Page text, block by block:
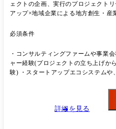
ェクトの企画、実行のプロジェクト
アップ×地域企業による地方創生・産
の事業化に向けた伴走支援プロジェ
画運営 ・プロジェクトの立ち上げに
スケジュール、マイルストン策定 ・
ライアントミーティングのファシリ
研究シーズの事業化等)に対する、ス
者等への伴走支援 ・ジュニアメンバ
必須条件
・コンサルティングファームや事業
ャー経験(プロジェクトの立ち上げか
験) ・スタートアップエコシステムや
詳細を見る